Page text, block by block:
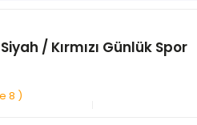
/ Kırmızı Günlük Spor
8 )